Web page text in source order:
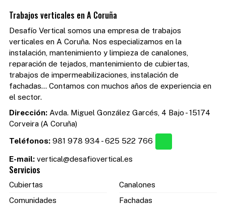
Trabajos verticales en A Coruña
Desafío Vertical somos una empresa de trabajos
verticales en A Coruña. Nos especializamos en la
instalación, mantenimiento y limpieza de canalones,
reparación de tejados, mantenimiento de cubiertas,
trabajos de impermeabilizaciones, instalación de
fachadas... Contamos con muchos años de experiencia en
el sector.
Dirección: Avda. Miguel González Garcés, 4 Bajo - 15174
Corveira (A Coruña)
Teléfonos: 981 978 934 -625 522 766
E-mail: vertical@desafiovertical.es
Servicios
Cubiertas
Canalones
Comunidades
Fachadas